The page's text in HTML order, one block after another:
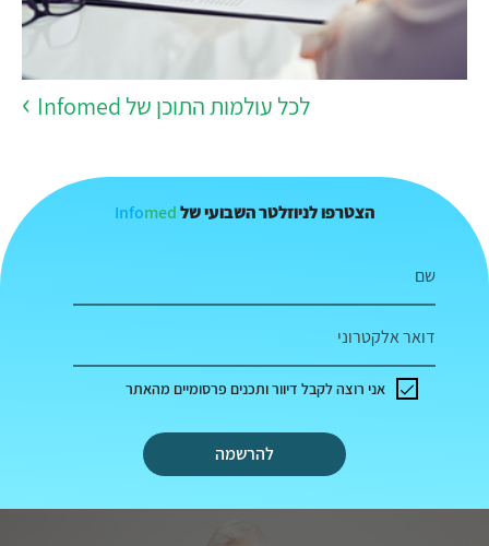
לכל עולמות התוכן של Infomed
הצטרפו לניוזלטר השבועי של Infomed
שם
דואר אלקטרוני
להרשמה
אני רוצה לקבל דיוור ותכנים פרסומיים מהאתר